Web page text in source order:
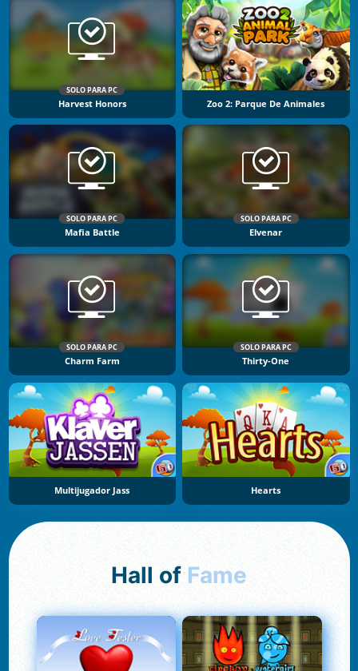
SOLO PARA PC
Harvest Honors Zoo 2: Parque De Animales
SOLO PARA PC
Mafia Battle
SOLO PARA PC
Elvenar
SOLO PARA PC
Charm Farm
SOLO PARA PC
Thirty-One
Multijugador Jass Hearts
Hall of Fame